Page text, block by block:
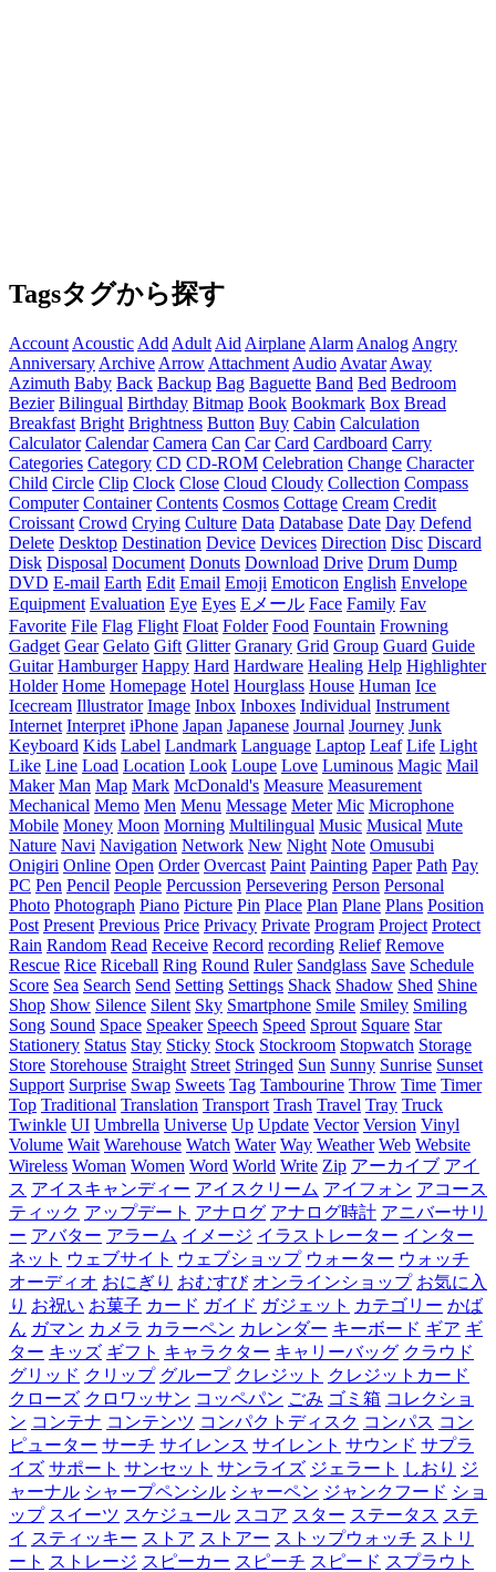
Tagsタグから探す
Account Acoustic Add Adult Aid Airplane Alarm Analog Angry
Anniversary Archive Arrow Attachment Audio Avatar Away
Azimuth Baby Back Backup Bag Baguette Band Bed Bedroom
Bezier Bilingual Birthday Bitmap Book Bookmark Box Bread
Breakfast Bright Brightness Button Buy Cabin Calculation
Calculator Calendar Camera Can Car Card Cardboard Carry
Categories Category CD CD-ROM Celebration Change Character
Child Circle Clip Clock Close Cloud Cloudy Collection Compass
Computer Container Contents Cosmos Cottage Cream Credit
Croissant Crowd Crying Culture Data Database Date Day Defend
Delete Desktop Destination Device Devices Direction Disc Discard
Disk Disposal Document Donuts Download Drive Drum Dump
DVD E-mail Earth Edit Email Emoji Emoticon English Envelope
Equipment Evaluation Eye Eyes Eメール Face Family Fav
Favorite File Flag Flight Float Folder Food Fountain Frowning
Gadget Gear Gelato Gift Glitter Granary Grid Group Guard Guide
Guitar Hamburger Happy Hard Hardware Healing Help Highlighter
Holder Home Homepage Hotel Hourglass House Human Ice
Icecream Illustrator Image Inbox Inboxes Individual Instrument
Internet Interpret iPhone Japan Japanese Journal Journey Junk
Keyboard Kids Label Landmark Language Laptop Leaf Life Light
Like Line Load Location Look Loupe Love Luminous Magic Mail
Maker Man Map Mark McDonald's Measure Measurement
Mechanical Memo Men Menu Message Meter Mic Microphone
Mobile Money Moon Morning Multilingual Music Musical Mute
Nature Navi Navigation Network New Night Note Omusubi
Onigiri Online Open Order Overcast Paint Painting Paper Path Pay
PC Pen Pencil People Percussion Persevering Person Personal
Photo Photograph Piano Picture Pin Place Plan Plane Plans Position
Post Present Previous Price Privacy Private Program Project Protect
Rain Random Read Receive Record recording Relief Remove
Rescue Rice Riceball Ring Round Ruler Sandglass Save Schedule
Score Sea Search Send Setting Settings Shack Shadow Shed Shine
Shop Show Silence Silent Sky Smartphone Smile Smiley Smiling
Song Sound Space Speaker Speech Speed Sprout Square Star
Stationery Status Stay Sticky Stock Stockroom Stopwatch Storage
Store Storehouse Straight Street Stringed Sun Sunny Sunrise Sunset
Support Surprise Swap Sweets Tag Tambourine Throw Time Timer
Top Traditional Translation Transport Trash Travel Tray Truck
Twinkle UI Umbrella Universe Up Update Vector Version Vinyl
Volume Wait Warehouse Watch Water Way Weather Web Website
Wireless Woman Women Word World Write Zip アーカイブ アイ
ス アイスキャンディー アイスクリーム アイフォン アコース
ティック アップデート アナログ アナログ時計 アニバーサリ
ー アバター アラーム イメージ イラストレーター インター
ネット ウェブサイト ウェブショップ ウォーター ウォッチ
オーディオ おにぎり おむすび オンラインショップ お気に入
り お祝い お菓子 カード ガイド ガジェット カテゴリー かば
ん ガマン カメラ カラーペン カレンダー キーボード ギア ギ
ター キッズ ギフト キャラクター キャリーバッグ クラウド
グリッド クリップ グループ クレジット クレジットカード
クローズ クロワッサン コッペパン ごみ ゴミ箱 コレクショ
ン コンテナ コンテンツ コンパクトディスク コンパス コン
ピューター サーチ サイレンス サイレント サウンド サプラ
イズ サポート サンセット サンライズ ジェラート しおり ジ
ャーナル シャープペンシル シャーペン ジャンクフード ショ
ップ スイーツ スケジュール スコア スター ステータス ステ
イ スティッキー ストア ストアー ストップウォッチ ストリ
ート ストレージ スピーカー スピーチ スピード スプラウト